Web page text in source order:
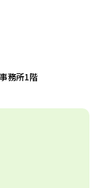
務所1階